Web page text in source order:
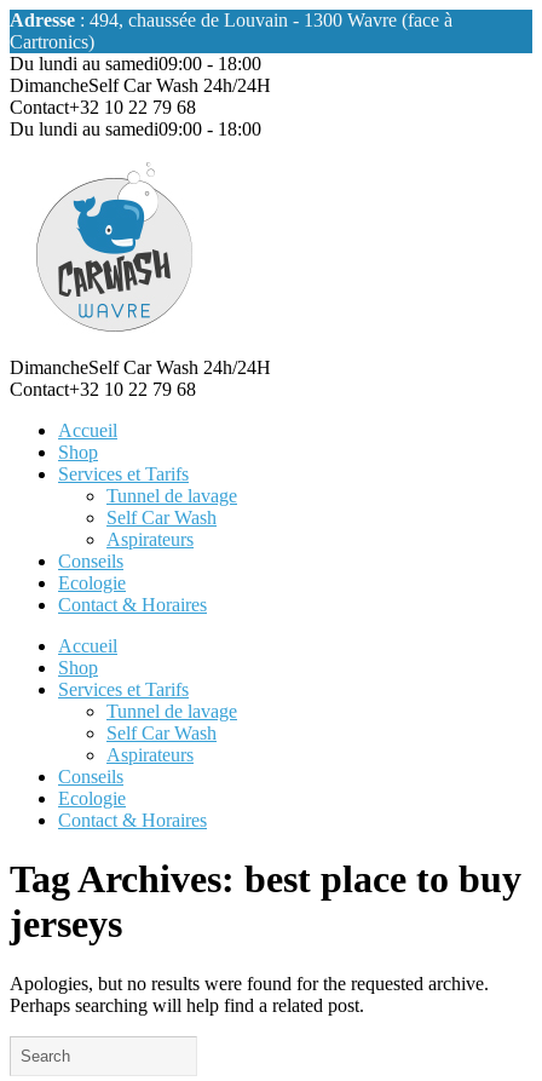
Adresse : 494, chaussée de Louvain - 1300 Wavre (face à
Cartronics)
Du lundi au samedi09:00 - 18:00
DimancheSelf Car Wash 24h/24H
Contact+32 10 22 79 68
Du lundi au samedi09:00 - 18:00
DimancheSelf Car Wash 24h/24H
Contact+32 10 22 79 68
Accueil
Shop
Services et Tarifs
Tunnel de lavage
Self Car Wash
Aspirateurs
Conseils
Ecologie
Contact & Horaires
Accueil
Shop
Services et Tarifs
Tunnel de lavage
Self Car Wash
Aspirateurs
Conseils
Ecologie
Contact & Horaires
Tag Archives: best place to buy
jerseys
Apologies, but no results were found for the requested archive.
Perhaps searching will help find a related post.